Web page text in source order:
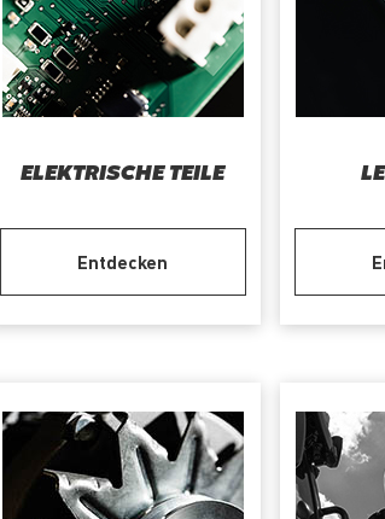
ELEKTRISCHE TEILE
Entdecken